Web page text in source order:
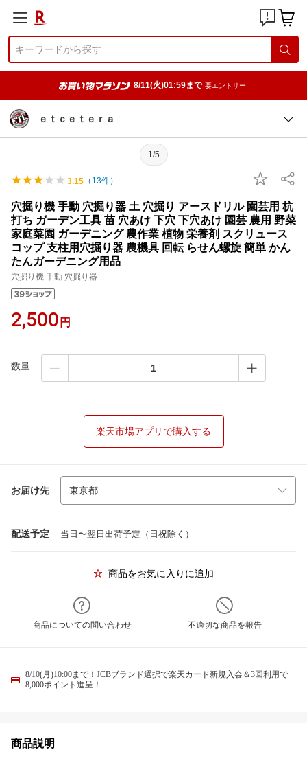
8/11(火)01:59まで 要エントリー
ｅｔｃｅｔｅｒａ
1/5
3.15 （ 13件）
穴掘り機 手動 穴掘り器 土 穴掘り アースドリル 園芸用 杭
打ち ガーデン工具 苗 穴あけ 下穴 下穴あけ 園芸 農用 野菜
家庭菜園 ガーデニング 農作業 植物 栄養剤 スクリュース
コップ 支柱用穴掘り器 農機具 回転 らせん螺旋 簡単 かん
たんガーデニング用品
穴掘り機 手動 穴掘り器
2,500 円
数量
楽天市場アプリで購入する
お届け先
配送予定 当日〜翌日出荷予定（日祝除く）
商品をお気に入りに追加
商品についての問い合わせ 不適切な商品を報告
8/10(月)10:00まで！JCBブランド選択で楽天カード新規入会＆3回利用で
8,000ポイント進呈！
商品説明